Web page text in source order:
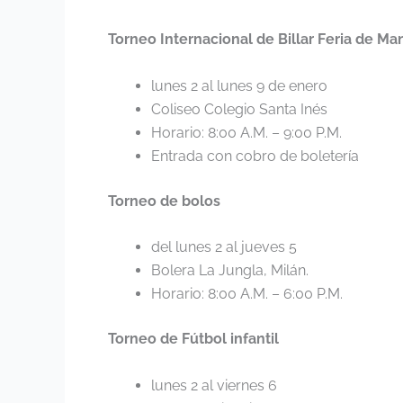
Torneo Internacional de Billar Feria de
lunes 2 al lunes 9 de enero
Coliseo Colegio Santa Inés
Horario: 8:00 A.M. – 9:00 P.M.
Entrada con cobro de boletería
Torneo de bolos
del lunes 2 al jueves 5
Bolera La Jungla, Milán.
Horario: 8:00 A.M. – 6:00 P.M.
Torneo de Fútbol infantil
lunes 2 al viernes 6